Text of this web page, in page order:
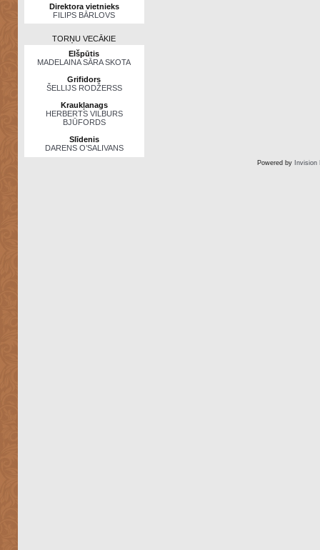
Direktora vietnieks
FILIPS BĀRLOVS
TORŅU VECĀKIE
Elšpūtis
MADELAINA SĀRA SKOTA
Grifidors
ŠELLIJS RODŽERSS
Kraukļanags
HERBERTS VILBURS
BJŪFORDS
Slīdenis
DARENS O’SALIVANS
Powered by Invision